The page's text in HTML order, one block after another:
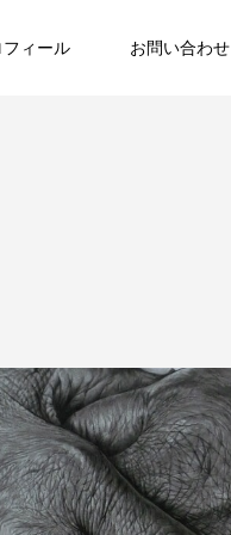
ィール お問い合わせ